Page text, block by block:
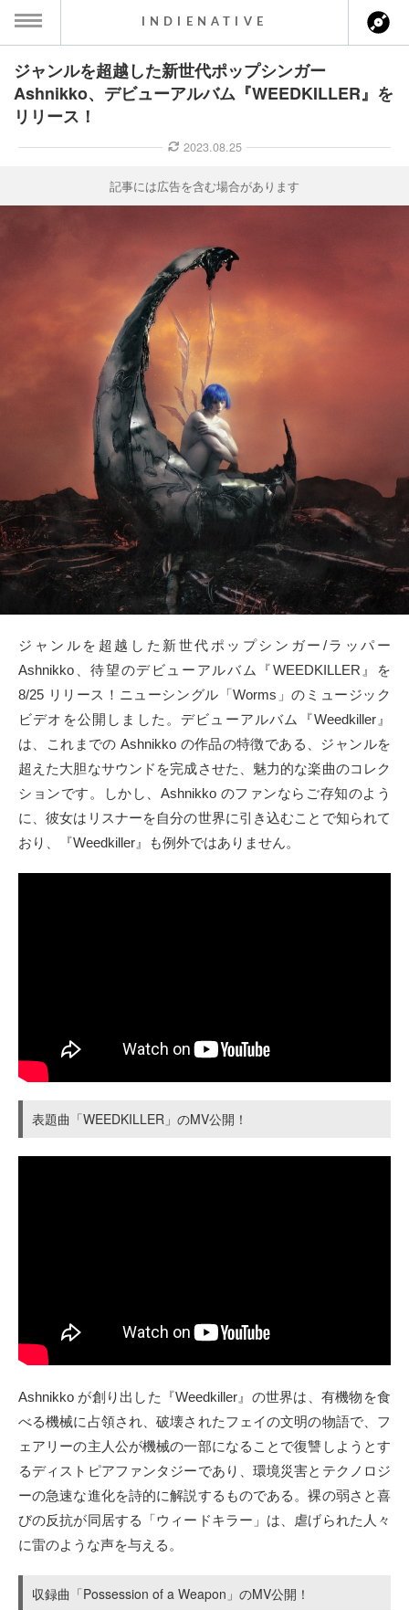
MENU
ス一覧
ト情報
Twitter
Facebook
instagram
Tumblr
to indienative
INDIENATIVE
ジャンルを超越した新世代ポップシンガー
Ashnikko、デビューアルバム『WEEDKILLER』を
リリース！
2023.08.25
記事には広告を含む場合があります
ジャンルを超越した新世代ポップシンガー/ラッパー
Ashnikko、待望のデビューアルバム『WEEDKILLER』を
8/25 リリース！ニューシングル「Worms」のミュージック
ビデオを公開しました。デビューアルバム『Weedkiller』
は、これまでの Ashnikko の作品の特徴である、ジャンルを
超えた大胆なサウンドを完成させた、魅力的な楽曲のコレク
ションです。しかし、Ashnikko のファンならご存知のよう
に、彼女はリスナーを自分の世界に引き込むことで知られて
おり、『Weedkiller』も例外ではありません。
表題曲「WEEDKILLER」のMV公開！
Ashnikko が創り出した『Weedkiller』の世界は、有機物を食
べる機械に占領され、破壊されたフェイの文明の物語で、フ
ェアリーの主人公が機械の一部になることで復讐しようとす
るディストピアファンタジーであり、環境災害とテクノロジ
ーの急速な進化を詩的に解説するものである。裸の弱さと喜
びの反抗が同居する「ウィードキラー」は、虐げられた人々
に雷のような声を与える。
収録曲「Possession of a Weapon」のMV公開！